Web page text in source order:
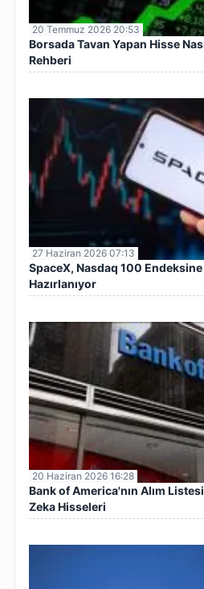
20 Temmuz 2026 20:53
Borsada Tavan Yapan Hisse
Rehberi
27 Haziran 2026 07:13
SpaceX, Nasdaq 100
Hazırlanıyor
20 Haziran 2026 16:28
Bank of America'nın Alım
Zeka Hisseleri